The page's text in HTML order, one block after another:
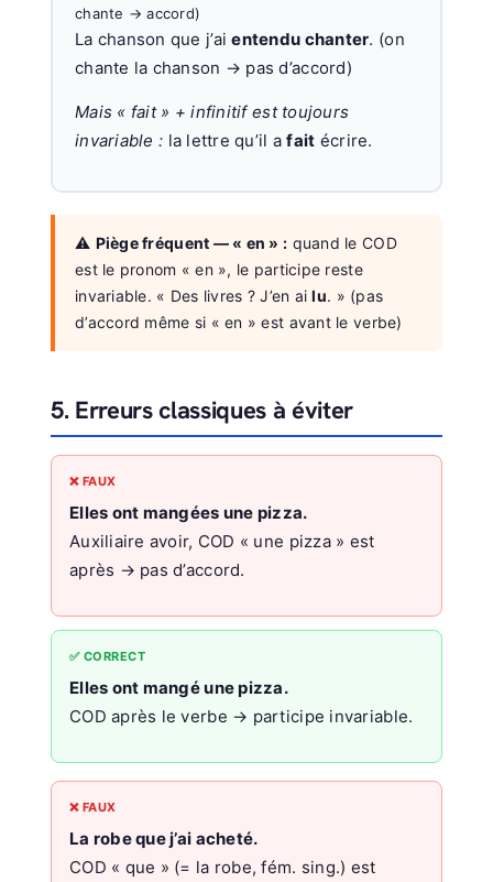
chante → accord)
La chanson que j’aientendu chanter. (on
chante la chanson → pas d’accord)
Mais « fait » + infinitif est toujours
invariable : la lettre qu’il afait écrire.
⚠️ Piège fréquent — « en » : quand le COD
est le pronom « en », le participe reste
invariable. « Des livres ? J’en ailu. » (pas
d’accord même si « en » est avant le verbe)
5. Erreurs classiques à éviter
❌ FAUX
Elles ont mangées une pizza.
Auxiliaire avoir, COD « une pizza » est
après → pas d’accord.
✅ CORRECT
Elles ont mangé une pizza.
COD après le verbe → participe invariable.
❌ FAUX
La robe que j’ai acheté.
COD « que » (= la robe, fém. sing.) est